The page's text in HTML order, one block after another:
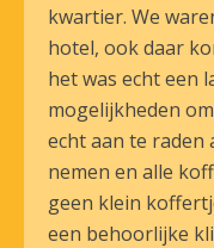
kwartier. We
hotel, ook daar
het was echt een
mogelijkheden
echt aan te raden
nemen en alle
geen klein
een behoorlijke